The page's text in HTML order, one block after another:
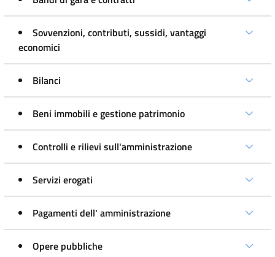
Sovvenzioni, contributi, sussidi, vantaggi
economici
Bilanci
Beni immobili e gestione patrimonio
Controlli e rilievi sull'amministrazione
Servizi erogati
Pagamenti dell' amministrazione
Opere pubbliche